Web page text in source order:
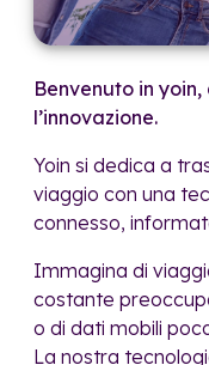
Benvenuto in
l’innovazione.
Yoin si dedica a
viaggio con una
connesso,
Immagina di
costante
o di dati mobili
La nostra